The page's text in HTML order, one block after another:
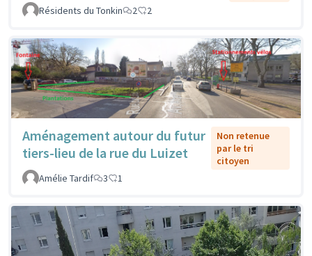
Résidents du Tonkin
2 2
Aménagement autour du futur
tiers-lieu de la rue du Luizet
Non retenue
par le tri
citoyen
Amélie Tardif
3 1